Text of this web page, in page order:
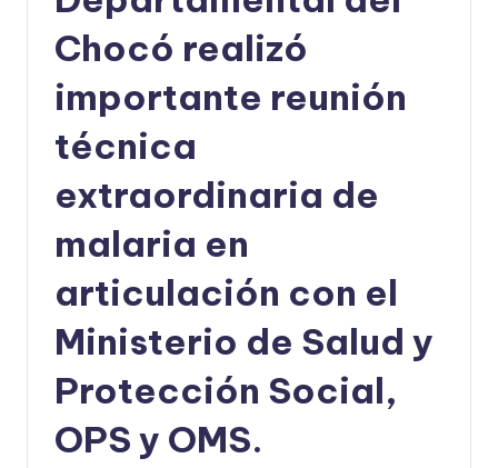
Chocó realizó
importante reunión
técnica
extraordinaria de
malaria en
articulación con el
Ministerio de Salud y
Protección Social,
OPS y OMS.